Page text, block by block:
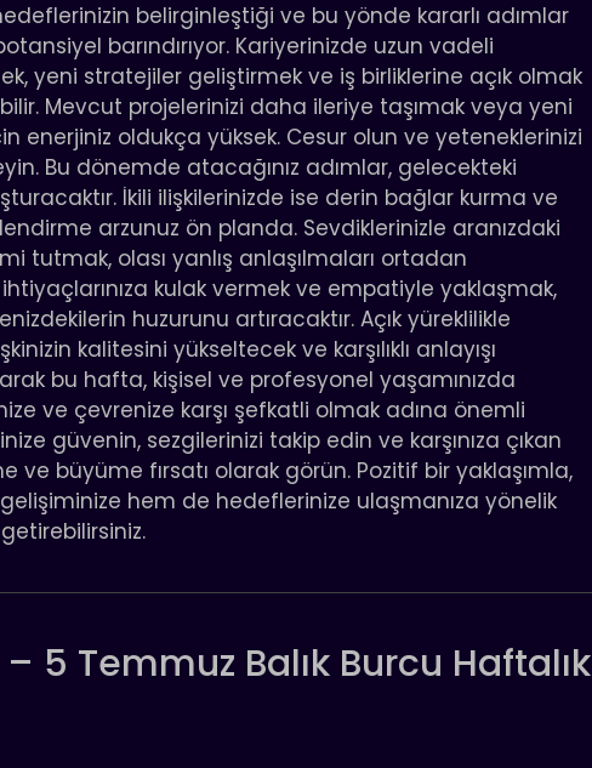
belirginleştiği ve bu yönde kararlı adımlar
barındırıyor. Kariyerinizde uzun vadeli
yeni stratejiler geliştirmek ve iş birliklerine açık olmak
Mevcut projelerinizi daha ileriye taşımak veya yeni
enerjiniz oldukça yüksek. Cesur olun ve yeteneklerinizi
Bu dönemde atacağınız adımlar, gelecekteki
İkili ilişkilerinizde ise derin bağlar kurma ve
arzunuz ön planda. Sevdiklerinizle aranızdaki
tutmak, olası yanlış anlaşılmaları ortadan
ihtiyaçlarınıza kulak vermek ve empatiyle yaklaşmak,
huzurunu artıracaktır. Açık yüreklilikle
kalitesini yükseltecek ve karşılıklı anlayışı
bu hafta, kişisel ve profesyonel yaşamınızda
ve çevrenize karşı şefkatli olmak adına önemli
güvenin, sezgilerinizi takip edin ve karşınıza çıkan
ve büyüme fırsatı olarak görün. Pozitif bir yaklaşımla,
hem de hedeflerinize ulaşmanıza yönelik
5 Temmuz Balık Burcu Haftalık